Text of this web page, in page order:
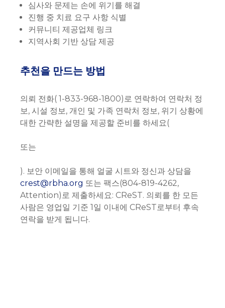
심사와 문제는 손에 위기를 해결
진행 중 치료 요구 사항 식별
커뮤니티 제공업체 링크
지역사회 기반 상담 제공
추천을 만드는 방법
의뢰 전화( 1-833-968-1800)로 연락하여 연락처 정
보, 시설 정보, 개인 및 가족 연락처 정보, 위기 상황에
대한 간략한 설명을 제공할 준비를 하세요(
또는
). 보안 이메일을 통해 얼굴 시트와 정신과 상담을
crest@rbha.org 또는 팩스(804-819-4262,
Attention)로 제출하세요: CReST. 의뢰를 한 모든
사람은 영업일 기준 1일 이내에 CReST로부터 후속
연락을 받게 됩니다.